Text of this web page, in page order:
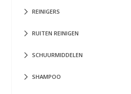
REINIGERS
RUITEN REINIGEN
SCHUURMIDDELEN
SHAMPOO